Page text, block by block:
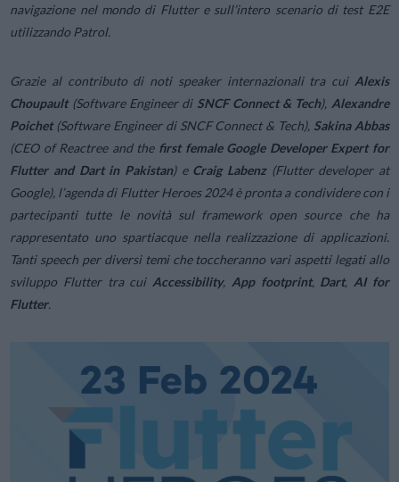
navigazione nel mondo di Flutter e sull’intero scenario di test E2E
utilizzando Patrol.
Grazie al contributo di noti speaker internazionali tra cui Alexis
Choupault(Software Engineer di SNCF Connect & Tech), Alexandre
Poichet (Software Engineer di SNCF Connect & Tech), Sakina Abbas
(CEO of Reactree and thefirst female Google Developer Expert for
Flutter and Dart in Pakistan) eCraig Labenz(Flutter developer at
Google), l’agenda di Flutter Heroes 2024 è pronta a condividere con i
partecipanti tutte le novità sul framework open source che ha
rappresentato uno spartiacque nella realizzazione di applicazioni.
Tanti speech per diversi temi che toccheranno vari aspetti legati allo
sviluppo Flutter tra cui Accessibility, App footprint, Dart, AI for
Flutter.